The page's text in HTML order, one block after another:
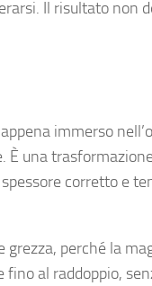
Il risultato non
immerso
una
corretto e
perché la
al raddoppio,